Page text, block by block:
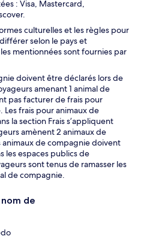
: Visa, Mastercard,
culturelles et les règles pour
selon le pays et
mentionnées sont fournies par
doivent être déclarés lors de
amenant 1 animal de
pas facturer de frais pour
frais pour animaux de
la section Frais s’appliquent
amènent 2 animaux de
animaux de compagnie doivent
les espaces publics de
sont tenus de ramasser les
de compagnie.
nom de